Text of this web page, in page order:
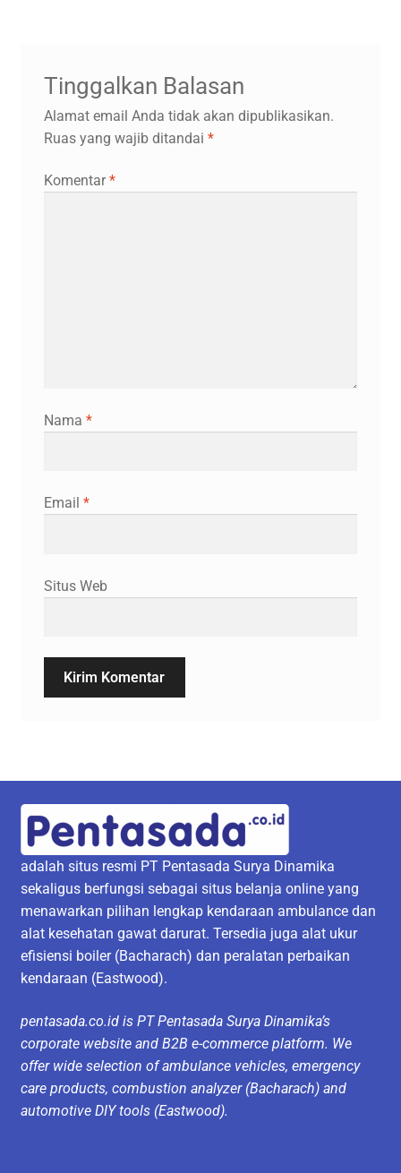
Tinggalkan Balasan
Alamat email Anda tidak akan dipublikasikan.
Ruas yang wajib ditandai *
Komentar*
Nama *
Email *
Situs Web
adalah situs resmi PT Pentasada Surya Dinamika
sekaligus berfungsi sebagai situs belanja online yang
menawarkan pilihan lengkap kendaraan ambulance dan
alat kesehatan gawat darurat. Tersedia juga alat ukur
efisiensi boiler (Bacharach) dan peralatan perbaikan
kendaraan (Eastwood).
pentasada.co.id is PT Pentasada Surya Dinamika’s
corporate website and B2B e-commerce platform. We
offer wide selection of ambulance vehicles, emergency
care products, combustion analyzer (Bacharach) and
automotive DIY tools (Eastwood).